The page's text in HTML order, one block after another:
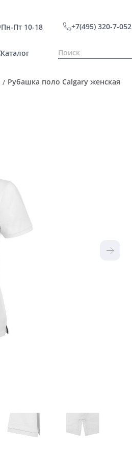
Пн-Пт 10-18 +7(495) 320-7-052
Каталог
/ Рубашка поло Calgary женская